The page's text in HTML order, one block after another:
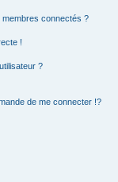
membres connectés ?
!
?
de me connecter !?